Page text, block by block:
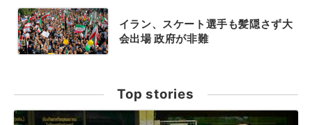
イラン、スケート選手も髪隠さず大
会出場 政府が非難
Top stories